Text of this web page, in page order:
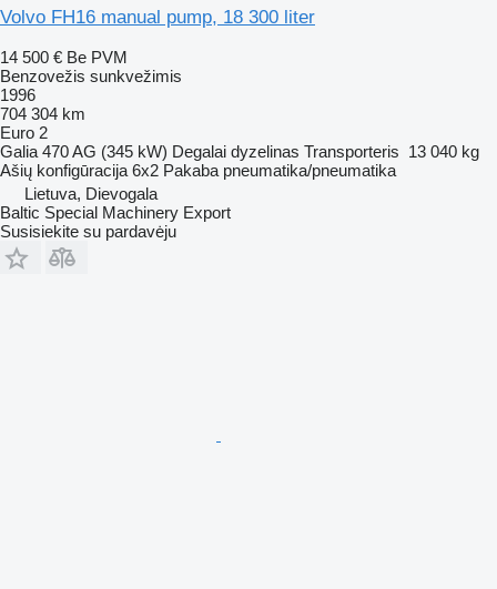
Volvo FH16 manual pump, 18 300 liter
14 500 € Be PVM
Benzovežis sunkvežimis
1996
704 304 km
Euro 2
Galia 470 AG (345 kW) Degalai dyzelinas Transporteris 13 040 kg
Ašių konfigūracija 6x2 Pakaba pneumatika/pneumatika
Lietuva, Dievogala
Baltic Special Machinery Export
Susisiekite su pardavėju